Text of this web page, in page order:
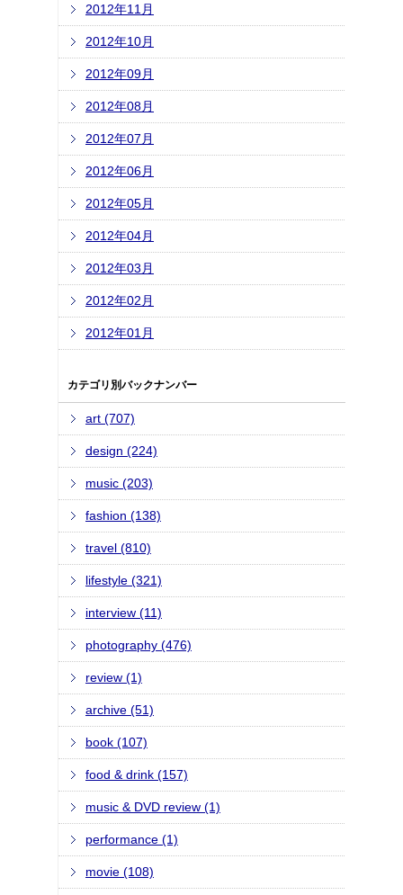
2012年11月
2012年10月
2012年09月
2012年08月
2012年07月
2012年06月
2012年05月
2012年04月
2012年03月
2012年02月
2012年01月
カテゴリ別バックナンバー
art (707)
design (224)
music (203)
fashion (138)
travel (810)
lifestyle (321)
interview (11)
photography (476)
review (1)
archive (51)
book (107)
food & drink (157)
music & DVD review (1)
performance (1)
movie (108)